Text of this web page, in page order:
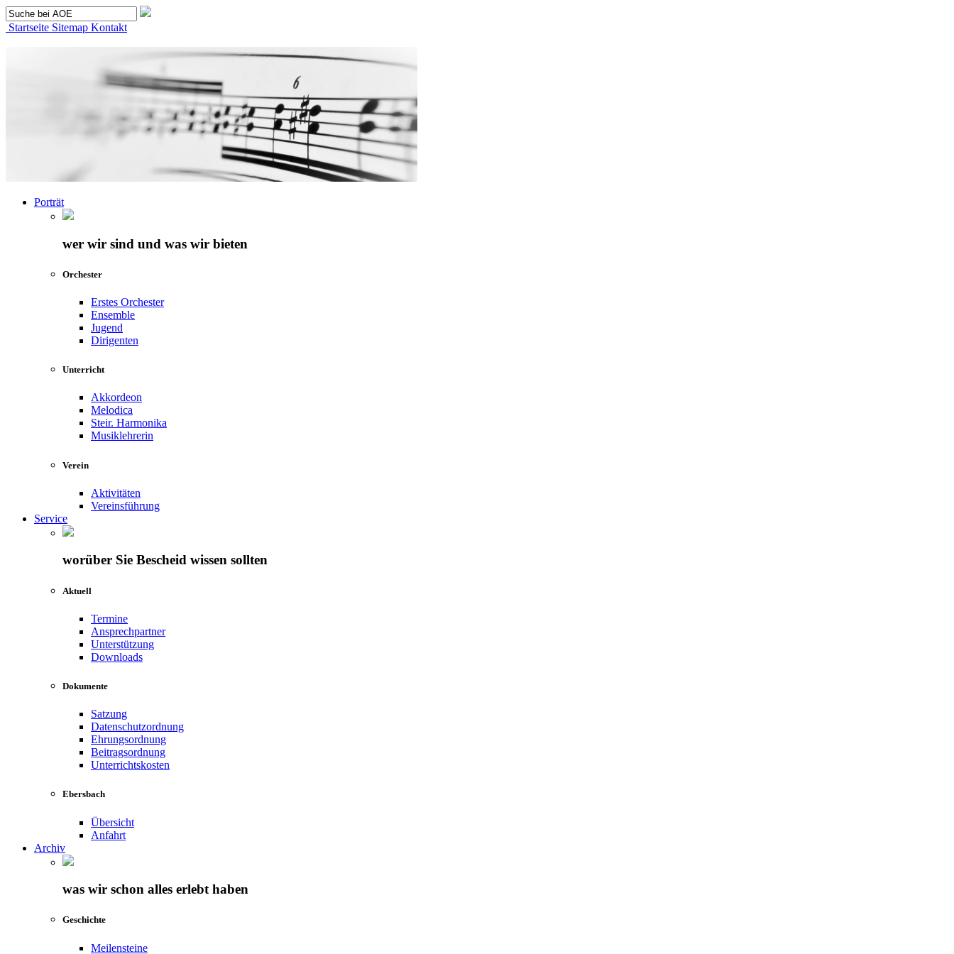
Startseite Sitemap Kontakt
Porträt
wer wir sind und was wir bieten
Orchester
Erstes Orchester
Ensemble
Jugend
Dirigenten
Unterricht
Akkordeon
Melodica
Steir. Harmonika
Musiklehrerin
Verein
Aktivitäten
Vereinsführung
Service
worüber Sie Bescheid wissen sollten
Aktuell
Termine
Ansprechpartner
Unterstützung
Downloads
Dokumente
Satzung
Datenschutzordnung
Ehrungsordnung
Beitragsordnung
Unterrichtskosten
Ebersbach
Übersicht
Anfahrt
Archiv
was wir schon alles erlebt haben
Geschichte
Meilensteine